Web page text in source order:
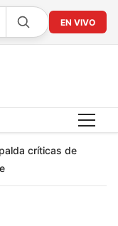
EN VIVO
críticas de